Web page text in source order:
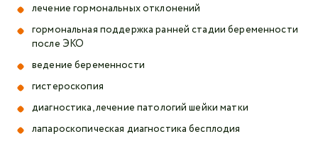
лечение гормональных отклонений
гормональная поддержка ранней стадии беременности
после ЭКО
ведение беременности
гистероскопия
диагностика, лечение патологий шейки матки
лапароскопическая диагностика бесплодия